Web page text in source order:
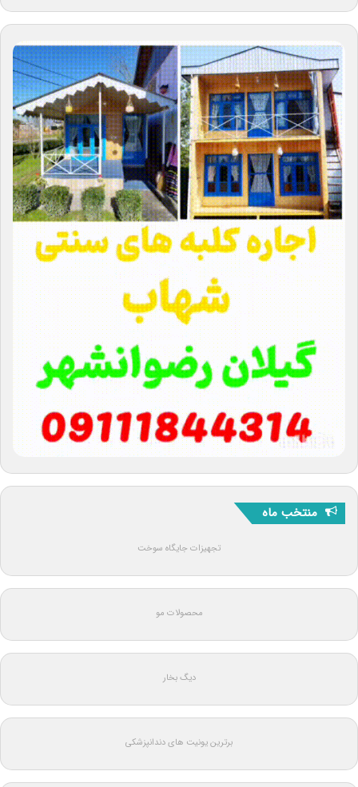
منتخب ماه
تجهیزات جایگاه سوخت
محصولات مو
دیگ بخار
برترین یونیت های دندانپزشکی